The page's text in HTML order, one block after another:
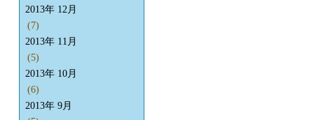
2013年 12月
(7)
2013年 11月
(5)
2013年 10月
(6)
2013年 9月